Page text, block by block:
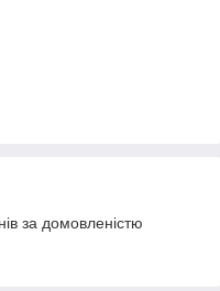
за домовленістю